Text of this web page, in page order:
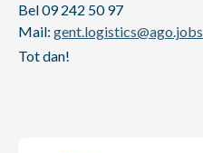
Bel 09 242 50 97
Mail: gent.logistics@ago.jobs
Tot dan!